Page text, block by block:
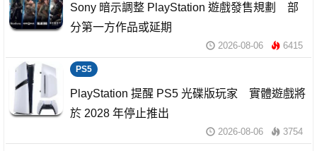
Sony 暗示調整 PlayStation 遊戲發售規劃 部
分第一方作品或延期
2026-08-06 6415
PS5
PlayStation 提醒 PS5 光碟版玩家 實體遊戲將
於 2028 年停止推出
2026-08-06 3754